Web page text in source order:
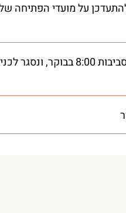
וצריך להתעדכן על מועדי
יום טיול, כ 7-8 שעות. לרוב הכביש נפתח